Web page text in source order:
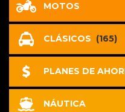
MOTOS
CLÁSICOS (165)
PLANES DE
NÁUTICA